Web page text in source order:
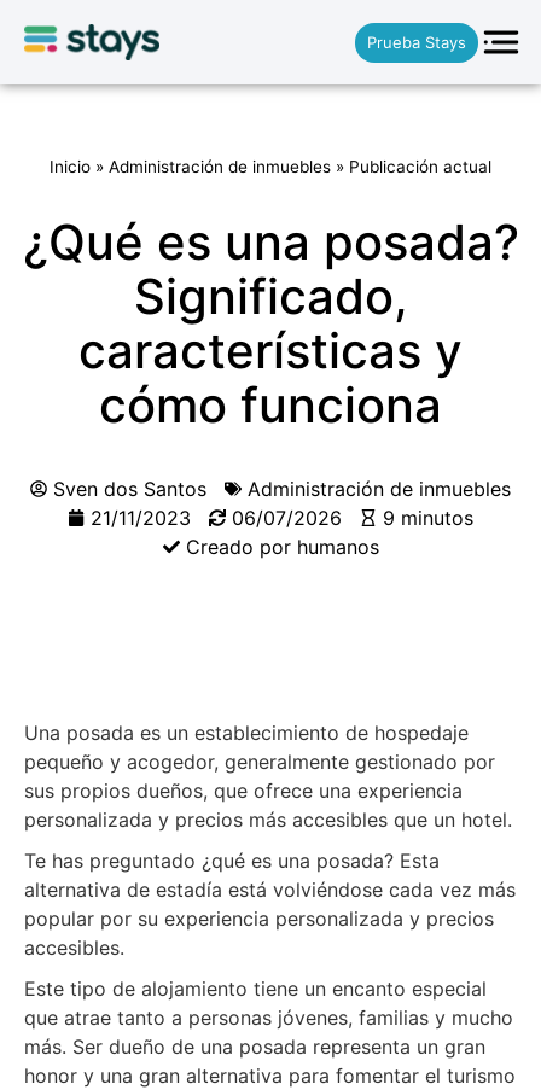
Prueba Stays
Inicio » Administración de inmuebles » Publicación actual
¿Qué es una posada?
Significado,
características y
cómo funciona
Sven dos Santos
Administración de inmuebles
21/11/2023
06/07/2026
9 minutos
Creado por humanos
Una posada es un establecimiento de hospedaje
pequeño y acogedor, generalmente gestionado por
sus propios dueños, que ofrece una experiencia
personalizada y precios más accesibles que un hotel.
Te has preguntado ¿qué es una posada? Esta
alternativa de estadía está volviéndose cada vez más
popular por su experiencia personalizada y precios
accesibles.
Este tipo de alojamiento tiene un encanto especial
que atrae tanto a personas jóvenes, familias y mucho
más. Ser dueño de una posada representa un gran
honor y una gran alternativa para fomentar el turismo